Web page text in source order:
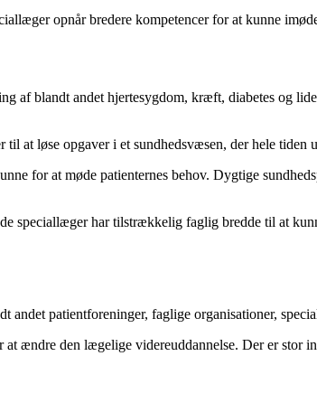
opnår bredere kompetencer for at kunne
af blandt andet hjertesygdom, kræft, diabetes og
at løse opgaver i et sundhedsvæsen, der hele tiden
for at møde patienternes behov. Dygtige
speciallæger har tilstrækkelig faglig bredde til at
patientforeninger, faglige organisationer,
ændre den lægelige videreuddannelse. Der er stor